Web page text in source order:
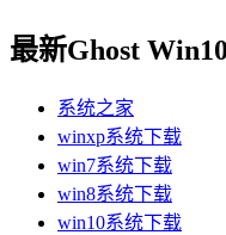
最新Ghost
系统之家
winxp系统下载
win7系统下载
win8系统下载
win10系统下载